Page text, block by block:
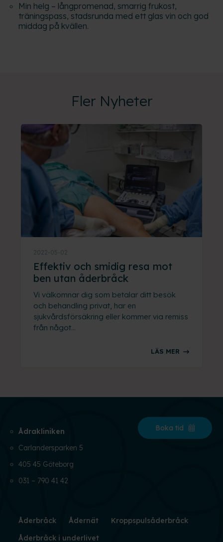
Min helg – långpromenad, smarrig frukost,
träningspass, stadsrunda med ett glas vin och god
middag på kvällen.
Fler Nyheter
2022-05-02
Effektiv och smidig resa mot
ben utan åderbråck
Vi välkomnar dig som betalar ditt besök
och behandling privat, har en
sjukvårdsförsäkring eller kommer via remiss
från något...
LÄS MER
Ådrakliniken
Carlandersparken 5
405 45 Göteborg
031 – 790 41 42
Åderbråck Ådernät
Kroppspulsåderbråck
Åderbråck i underlivet
Boka tid